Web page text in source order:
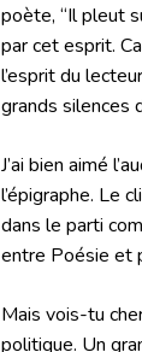
poète, “Il pleut
par cet esprit.
l’esprit du
grands silences
J’ai bien aimé
l’épigraphe. Le
dans le parti
entre Poésie et
Mais vois-tu
politique. Un